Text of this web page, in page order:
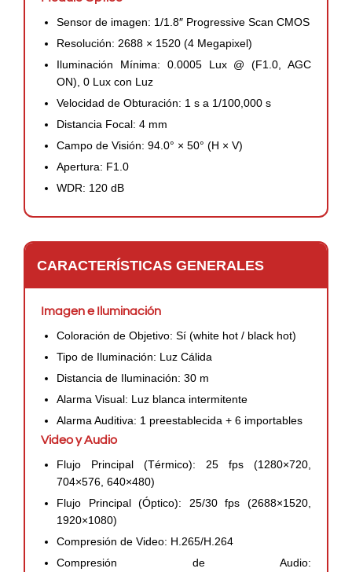
Sensor de imagen: 1/1.8″ Progressive Scan CMOS
Resolución: 2688 × 1520 (4 Megapixel)
Iluminación Mínima: 0.0005 Lux @ (F1.0, AGC
ON), 0 Lux con Luz
Velocidad de Obturación: 1 s a 1/100,000 s
Distancia Focal: 4 mm
Campo de Visión: 94.0° × 50° (H × V)
Apertura: F1.0
WDR: 120 dB
CARACTERÍSTICAS GENERALES
Imagen e Iluminación
Coloración de Objetivo: Sí (white hot / black hot)
Tipo de Iluminación: Luz Cálida
Distancia de Iluminación: 30 m
Alarma Visual: Luz blanca intermitente
Alarma Auditiva: 1 preestablecida + 6 importables
Video y Audio
Flujo Principal (Térmico): 25 fps (1280×720,
704×576, 640×480)
Flujo Principal (Óptico): 25/30 fps (2688×1520,
1920×1080)
Compresión de Video: H.265/H.264
Compresión de Audio: